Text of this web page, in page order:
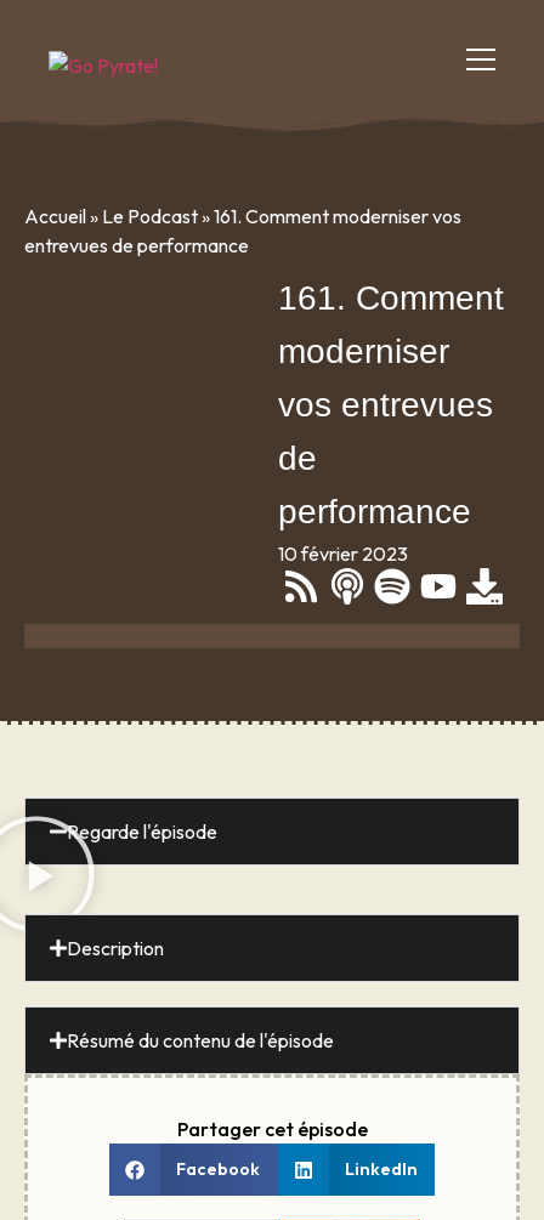
Accueil» Le Podcast»161. Comment moderniser vos
entrevues de performance
161. Comment
moderniser
vos entrevues
de
performance
10 février 2023
Regarde l'épisode
Description
Résumé du contenu de l'épisode
Partager cet épisode
Facebook LinkedIn